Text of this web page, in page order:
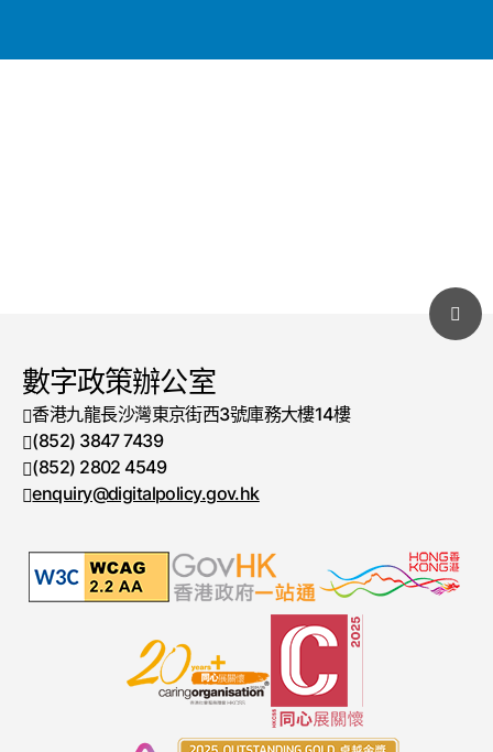
數字政策辦公室
香港九龍長沙灣東京街西3號庫務大樓14樓
電話號碼
(852) 3847 7439
傳真號碼
(852) 2802 4549
enquiry@digitalpolicy.gov.hk